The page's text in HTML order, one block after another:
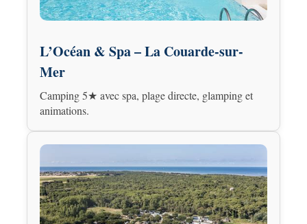
L’Océan & Spa – La Couarde-sur-
Mer
Camping 5★ avec spa, plage directe, glamping et
animations.